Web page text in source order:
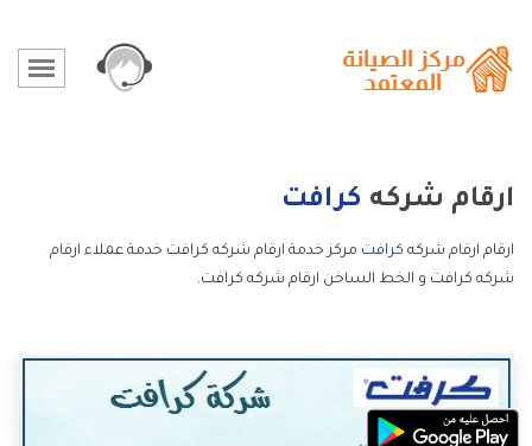
ارقام شركه كرافت
ارقام ارقام شركه كرافت مركز خدمة ارقام شركه كرافت خدمة عملاء ارقام
شركه كرافت و الخط الساخن ارقام شركه كرافت.